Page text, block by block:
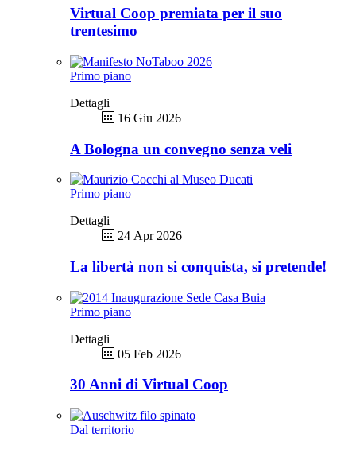
Virtual Coop premiata per il suo
trentesimo
Primo piano
Dettagli
16 Giu 2026
A Bologna un convegno senza veli
Primo piano
Dettagli
24 Apr 2026
La libertà non si conquista, si pretende!
Primo piano
Dettagli
05 Feb 2026
30 Anni di Virtual Coop
Dal territorio